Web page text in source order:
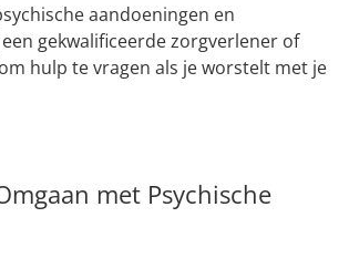
aandoeningen en
gekwalificeerde zorgverlener of
hulp te vragen als je worstelt met je
met Psychische